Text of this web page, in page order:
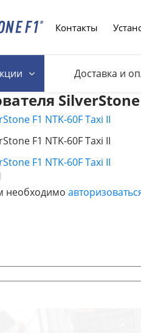
Контакты
Доставка и
SilverStone
F1 NTK-60F Taxi II
F1 NTK-60F Taxi II
F1 NTK-60F Taxi II
необходимо